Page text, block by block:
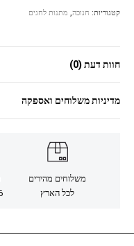
קטגוריות: חנוכה, מתנות לחגים
חוות דעת (0)
מדיניות משלוחים ואספקה
משלוחים מהירים
לכל הארץ